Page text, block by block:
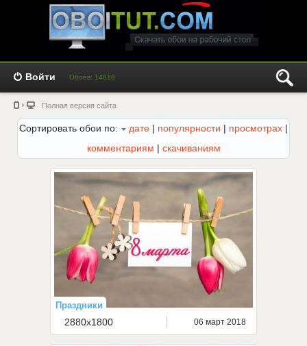
Войти Обоев: 14018
Полная версия сайта
Сортировать обои по: дате | популярности | просмотрах |
комментариям | скачиваниям
Праздники
2880x1800 06 март 2018